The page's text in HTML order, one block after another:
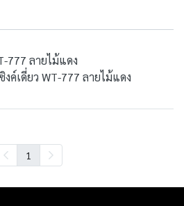
777 ลายไม้แดง
ค์เดี่ยว WT-777 ลายไม้แดง
1